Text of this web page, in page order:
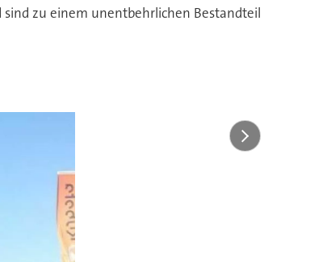
zu einem unentbehrlichen Bestandteil